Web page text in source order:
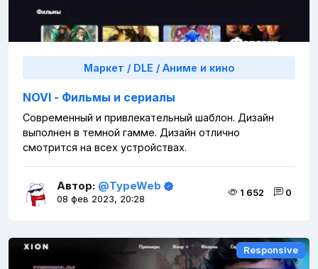
Маркет / DLE / Аниме и кино
NOVI - Фильмы и сериалы
Современный и привлекательный шаблон. Дизайн
выполнен в темной гамме. Дизайн отлично
смотрится на всех устройствах.
Автор: @TypeWeb
08 фев 2023, 20:28
1 652 0
Responsive
Responsive